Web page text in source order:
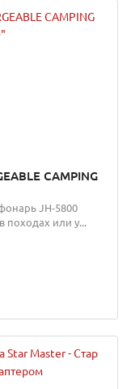
CAMPING
JH-5800
походах или у...